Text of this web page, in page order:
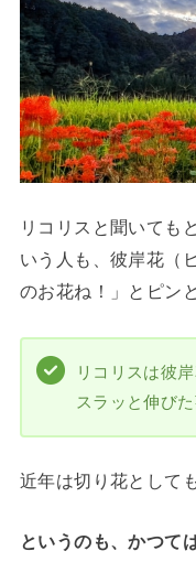
リコリスと聞いても
いう人も、彼岸花（
のお花ね！」とピン
リコリスは彼
スラッと伸び
近年は切り花として
というのも、かつて